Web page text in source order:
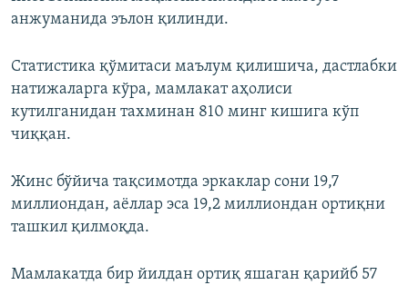
анжуманида эълон қилинди.
Статистика қўмитаси маълум қилишича, дастлабки
натижаларга кўра, мамлакат аҳолиси
кутилганидан тахминан 810 минг кишига кўп
чиққан.
Жинс бўйича тақсимотда эркаклар сони 19,7
миллиондан, аёллар эса 19,2 миллиондан ортиқни
ташкил қилмоқда.
Мамлакатда бир йилдан ортиқ яшаган қарийб 57